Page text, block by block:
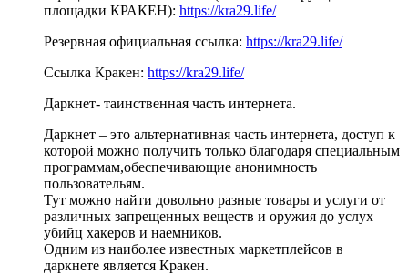
площадки КРАКЕН): https://kra29.life/
Резервная официальная ссылка: https://kra29.life/
Ссылка Кракен: https://kra29.life/
Даркнет- таинственная часть интернета.
Даркнет – это альтернативная часть интернета, доступ к
которой можно получить только благодаря специальным
программам,обеспечивающие анонимность
пользовательям.
Тут можно найти довольно разные товары и услуги от
различных запрещенных веществ и оружия до услух
убийц хакеров и наемников.
Одним из наиболее известных маркетплейсов в
даркнете является Кракен.